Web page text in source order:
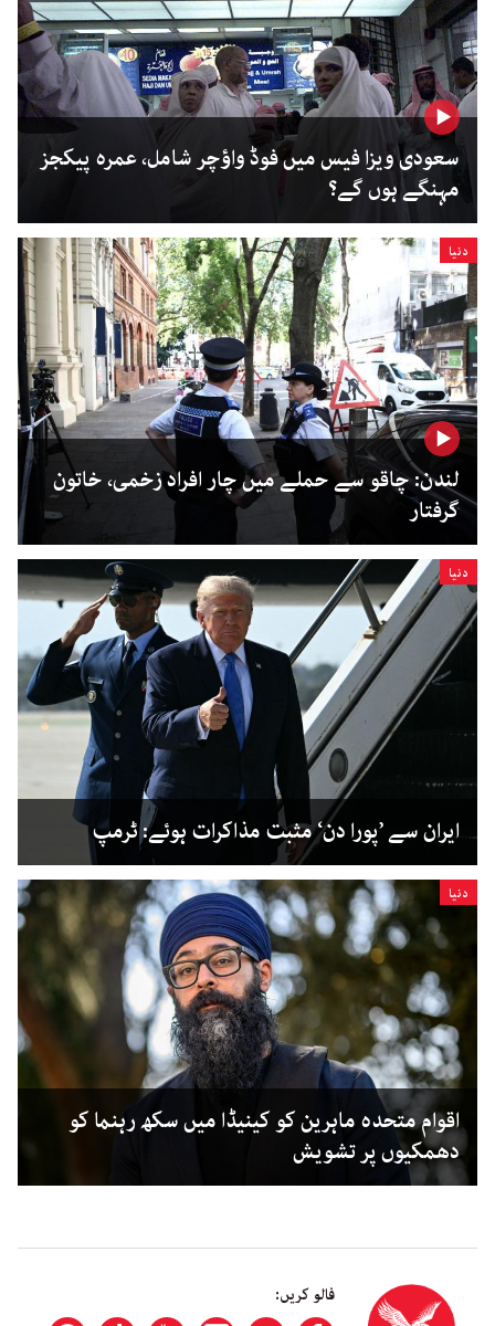
سعودی ویزا فیس میں فوڈ واؤچر شامل، عمرہ پیکجز
مہنگے ہوں گے؟
دنیا
لندن: چاقو سے حملے میں چار افراد زخمی، خاتون
گرفتار
دنیا
ایران سے ’پورا دن‘ مثبت مذاکرات ہوئے: ٹرمپ
دنیا
اقوام متحدہ ماہرین کو کینیڈا میں سکھ رہنما کو
دھمکیوں پر تشویش
فالو کریں: